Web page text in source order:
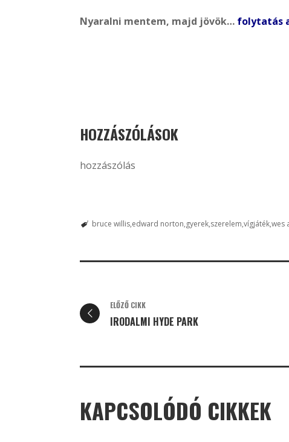
Nyaralni mentem, majd jövök… folytatás
HOZZÁSZÓLÁSOK
hozzászólás
bruce willis edward norton gyerek szerelem vígjátékwes
ELŐZŐ CIKK
IRODALMI HYDE PARK
KAPCSOLÓDÓ CIKKEK